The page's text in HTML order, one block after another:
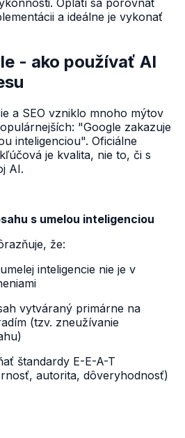
Oplatí sa porovnať
a ideálne je vykonať
- ako používať AI
a SEO vzniklo mnoho mýtov
"Google zakazuje
inteligenciou". Oficiálne
je kvalita, nie to, či s
AI.
s umelou inteligenciou
že:
inteligencie nie je v
vytváraný primárne na
(tzv. zneužívanie
štandardy E-E-A-T
autorita, dôveryhodnosť)